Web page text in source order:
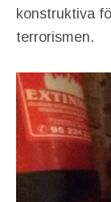
konstruktiva
terrorismen.